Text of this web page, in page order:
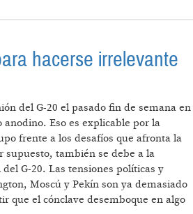
hacerse irrelevante
del G-20 el pasado fin de semana en
anodino. Eso es explicable por la
frente a los desafíos que afronta la
supuesto, también se debe a la
G-20. Las tensiones políticas y
Moscú y Pekín son ya demasiado
que el cónclave desemboque en algo